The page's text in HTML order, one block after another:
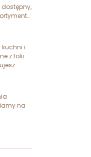
i
z folii
na